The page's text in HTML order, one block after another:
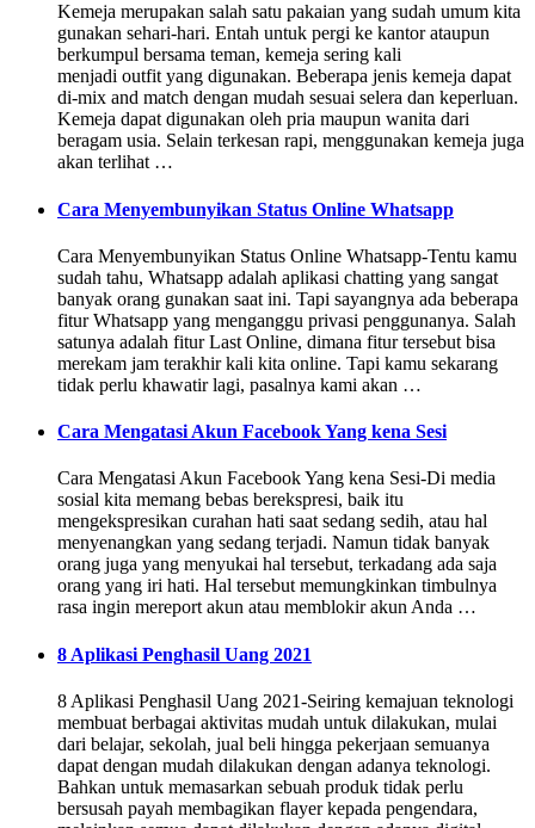
Kemeja merupakan salah satu pakaian yang sudah umum kita
gunakan sehari-hari. Entah untuk pergi ke kantor ataupun
berkumpul bersama teman, kemeja sering kali
menjadi outfit yang digunakan. Beberapa jenis kemeja dapat
di-mix and match dengan mudah sesuai selera dan keperluan.
Kemeja dapat digunakan oleh pria maupun wanita dari
beragam usia. Selain terkesan rapi, menggunakan kemeja juga
akan terlihat …
Cara Menyembunyikan Status Online Whatsapp
Cara Menyembunyikan Status Online Whatsapp-Tentu kamu
sudah tahu, Whatsapp adalah aplikasi chatting yang sangat
banyak orang gunakan saat ini. Tapi sayangnya ada beberapa
fitur Whatsapp yang menganggu privasi penggunanya. Salah
satunya adalah fitur Last Online, dimana fitur tersebut bisa
merekam jam terakhir kali kita online. Tapi kamu sekarang
tidak perlu khawatir lagi, pasalnya kami akan …
Cara Mengatasi Akun Facebook Yang kena Sesi
Cara Mengatasi Akun Facebook Yang kena Sesi-Di media
sosial kita memang bebas berekspresi, baik itu
mengekspresikan curahan hati saat sedang sedih, atau hal
menyenangkan yang sedang terjadi. Namun tidak banyak
orang juga yang menyukai hal tersebut, terkadang ada saja
orang yang iri hati. Hal tersebut memungkinkan timbulnya
rasa ingin mereport akun atau memblokir akun Anda …
8 Aplikasi Penghasil Uang 2021
8 Aplikasi Penghasil Uang 2021-Seiring kemajuan teknologi
membuat berbagai aktivitas mudah untuk dilakukan, mulai
dari belajar, sekolah, jual beli hingga pekerjaan semuanya
dapat dengan mudah dilakukan dengan adanya teknologi.
Bahkan untuk memasarkan sebuah produk tidak perlu
bersusah payah membagikan flayer kepada pengendara,